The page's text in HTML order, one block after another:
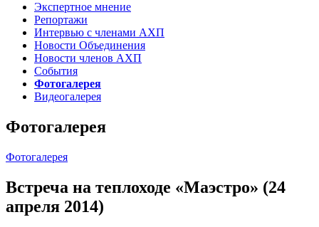
Экспертное мнение
Репортажи
Интервью с членами АХП
Новости Объединения
Новости членов АХП
События
Фотогалерея
Видеогалерея
Фотогалерея
Фотогалерея
Встреча на теплоходе «Маэстро» (24
апреля 2014)